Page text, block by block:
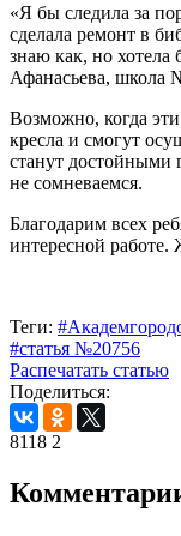
«Я бы следила за
сделала ремонт в
знаю как, но
Афанасьева, школа
Возможно, когда
кресла и смогут
станут достойными
не сомневаемся.
Благодарим всех
интересной работе.
Теги:
#статья №20756
Распечатать статью
Поделиться:
8118 2